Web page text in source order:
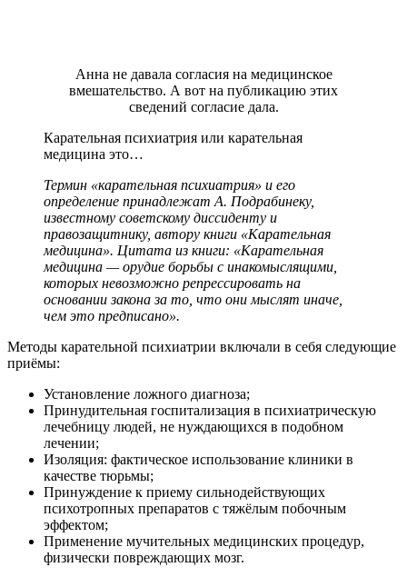
Анна не давала согласия на медицинское
вмешательство. А вот на публикацию этих
сведений согласие дала.
Карательная психиатрия или карательная
медицина это…
Термин «карательная психиатрия» и его
определение принадлежат А. Подрабинеку,
известному советскому диссиденту и
правозащитнику, автору книги «Карательная
медицина». Цитата из книги: «Карательная
медицина — орудие борьбы с инакомыслящими,
которых невозможно репрессировать на
основании закона за то, что они мыслят иначе,
чем это предписано».
Методы карательной психиатрии включали в себя следующие
приёмы:
Установление ложного диагноза;
Принудительная госпитализация в психиатрическую
лечебницу людей, не нуждающихся в подобном
лечении;
Изоляция: фактическое использование клиники в
качестве тюрьмы;
Принуждение к приему сильнодействующих
психотропных препаратов с тяжёлым побочным
эффектом;
Применение мучительных медицинских процедур,
физически повреждающих мозг.